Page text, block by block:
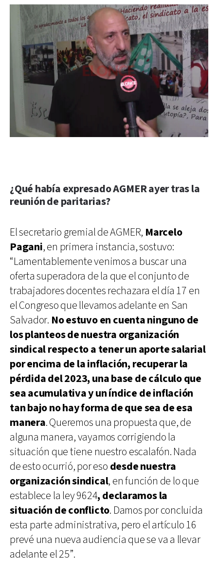
¿Qué había expresado AGMER ayer tras la
reunión de paritarias?
El secretario gremial de AGMER, Marcelo
Pagani, en primera instancia, sostuvo:
“Lamentablemente venimos a buscar una
oferta superadora de la que el conjunto de
trabajadores docentes rechazara el día 17 en
el Congreso que llevamos adelante en San
Salvador. No estuvo en cuenta ninguno de
los planteos de nuestra organización
sindical respecto a tener un aporte salarial
por encima de la inflación, recuperar la
pérdida del 2023, una base de cálculo que
sea acumulativa y un índice de inflación
tan bajo no hay forma de que sea de esa
manera. Queremos una propuesta que, de
alguna manera, vayamos corrigiendo la
situación que tiene nuestro escalafón. Nada
de esto ocurrió, por eso desde nuestra
organización sindical, en función de lo que
establece la ley 9624, declaramos la
situación de conflicto. Damos por concluida
esta parte administrativa, pero el artículo 16
prevé una nueva audiencia que se va a llevar
adelante el 25”.